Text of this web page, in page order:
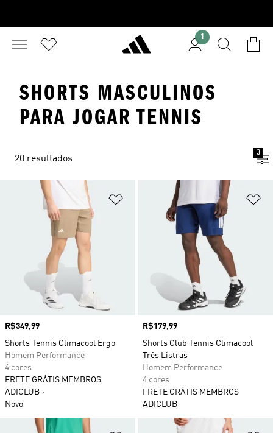
1
SHORTS MASCULINOS
PARA JOGAR TENNIS
20 resultados
3
Adicionar à Lista de Desejos
Preço
R$349,99
Shorts Tennis Climacool Ergo
Homem Performance
4 cores
FRETE GRÁTIS MEMBROS
ADICLUB
Novo
Preço
R$179,99
Shorts Club Tennis Climacool
Três Listras
Homem Performance
4 cores
FRETE GRÁTIS MEMBROS
ADICLUB